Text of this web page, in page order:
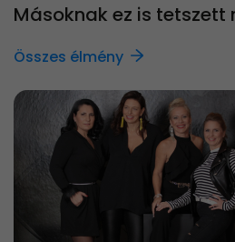
Másoknak ez is tetszett
Összes élmény